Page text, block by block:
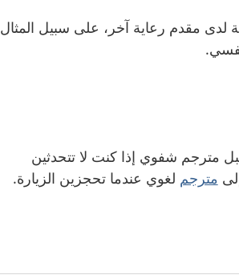
لدى مقدم رعاية آخر، على سبيل المثال
مترجم شفوي إذا كنت لا تتحدثين
مترجم لغوي عندما تحجزين الزيارة.